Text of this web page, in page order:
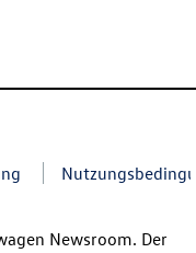
Newsroom. Der